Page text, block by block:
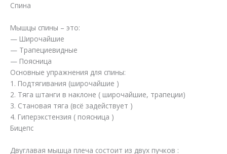
Спина
Мышцы спины – это:
— Широчайшие
— Трапециевидные
— Поясница
Основные упражнения для спины:
1. Подтягивания (широчайшие )
2. Тяга штанги в наклоне ( широчайшие, трапеции)
3. Становая тяга (всё задействует )
4. Гиперэкстензия ( поясница )
Бицепс
Двуглавая мышца плеча состоит из двух пучков :